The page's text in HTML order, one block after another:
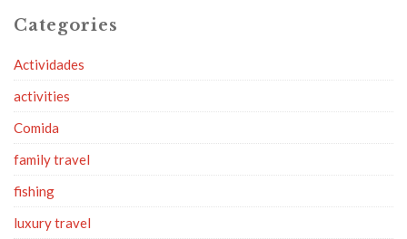
Categories
Actividades
activities
Comida
family travel
fishing
luxury travel